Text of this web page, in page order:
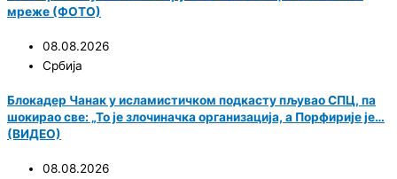
мреже (ФОТО)
08.08.2026
Србија
Блокадер Чанак у исламистичком подкасту пљувао СПЦ, па
шокирао све: „То је злочиначка организација, а Порфирије је…
(ВИДЕО)
08.08.2026